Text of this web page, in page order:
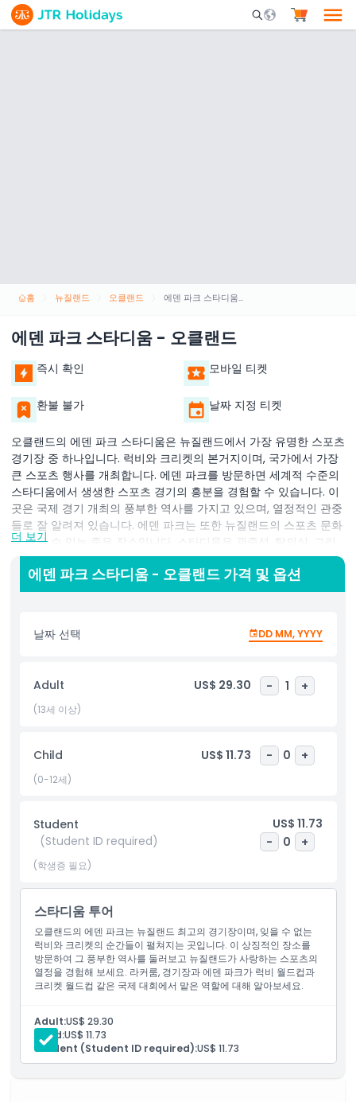
Mobile Search
홈 뉴질랜드 오클랜드 에덴 파크 스타디움 - 오클랜드
에덴 파크 스타디움 - 오클랜드
즉시 확인 모바일 티켓
환불 불가 날짜 지정 티켓
오클랜드의 에덴 파크 스타디움은 뉴질랜드에서 가장 유명한 스포츠
경기장 중 하나입니다. 럭비와 크리켓의 본거지이며, 국가에서 가장
큰 스포츠 행사를 개최합니다. 에덴 파크를 방문하면 세계적 수준의
스타디움에서 생생한 스포츠 경기의 흥분을 경험할 수 있습니다. 이
곳은 국제 경기 개최의 풍부한 역사를 가지고 있으며, 열정적인 관중
들로 잘 알려져 있습니다. 에덴 파크는 또한 뉴질랜드의 스포츠 문화
를 배울 수 있는 좋은 장소입니다. 스타디움은 관중석, 탈의실, 그리
고 경기장 자체를 탐험할 수 있는 가이드 투어를 제공합니다. 이곳에
서 뛰었던 럭비와 크리켓의 전설들에 대해서도 배울 수 있습니다. 에
덴 파크 방문은 뉴질랜드에서 스포츠가 왜 중요한 정체성의 일부인
오클랜드를 탐험하려는 사람이든, 에덴 파크는 꼭 방문해야 할 곳입
니다.
에덴 파크에서 전설적인 선수들이 큰 경기를 준비하는 탈의실 안으
로 들어가 보세요. 수많은 흥미진진한 경기가 펼쳐졌던 경기장은 생
생한 스포츠 이벤트의 긴장감을 상상할 수 있는 기회를 제공합니다.
포함 사항
포함되지 않는 사항
운영 시간
알아야 할 사항
위치
더 보기
에덴 파크 스타디움 - 오클랜드 가격 및 옵션
날짜 선택 DD MM, YYYY
Adult US$ 29.30 - 1 +
(13세 이상)
Child US$ 11.73 - 0 +
(0-12세)
Student
(Student ID required)
US$ 11.73
-
0 +
(학생증 필요)
스타디움 투어
오클랜드의 에덴 파크는 뉴질랜드 최고의 경기장이며, 잊을 수 없는
럭비와 크리켓의 순간들이 펼쳐지는 곳입니다. 이 상징적인 장소를
방문하여 그 풍부한 역사를 둘러보고 뉴질랜드가 사랑하는 스포츠의
열정을 경험해 보세요. 라커룸, 경기장과 에덴 파크가 럭비 월드컵과
크리켓 월드컵 같은 국제 대회에서 맡은 역할에 대해 알아보세요.
Adult:US$ 29.30
Child:US$ 11.73
Student (Student ID required):US$ 11.73